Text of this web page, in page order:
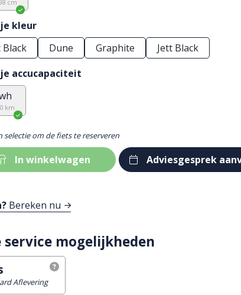
cm
je kleur
Dune Graphite
Jett Black
je accucapaciteit
km
selectie om de fiets te reserveren
In winkelwagen Adviesgesprek
Bereken nu
service mogelijkheden
Aflevering